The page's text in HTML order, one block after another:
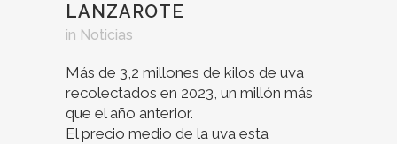
LANZAROTE
in Noticias
Más de 3,2 millones de kilos de uva
recolectados en 2023, un millón más
que el año anterior.
El precio medio de la uva esta